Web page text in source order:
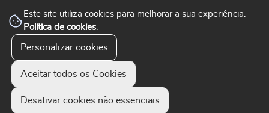
Este site utiliza cookies para melhorar a sua experiência.
Política de cookies.
Personalizar cookies
Aceitar todos os Cookies
Desativar cookies não essenciais
Guimarães Visível